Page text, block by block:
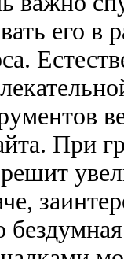
его
При